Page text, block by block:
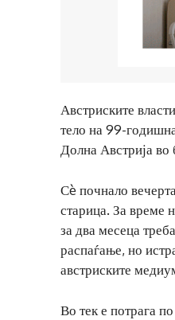
Австриските
тело на 99-
Долна Австрија
Сè почнало
старица. За време
за два месеца
распаѓање, но
австриските
Во тек е потрага